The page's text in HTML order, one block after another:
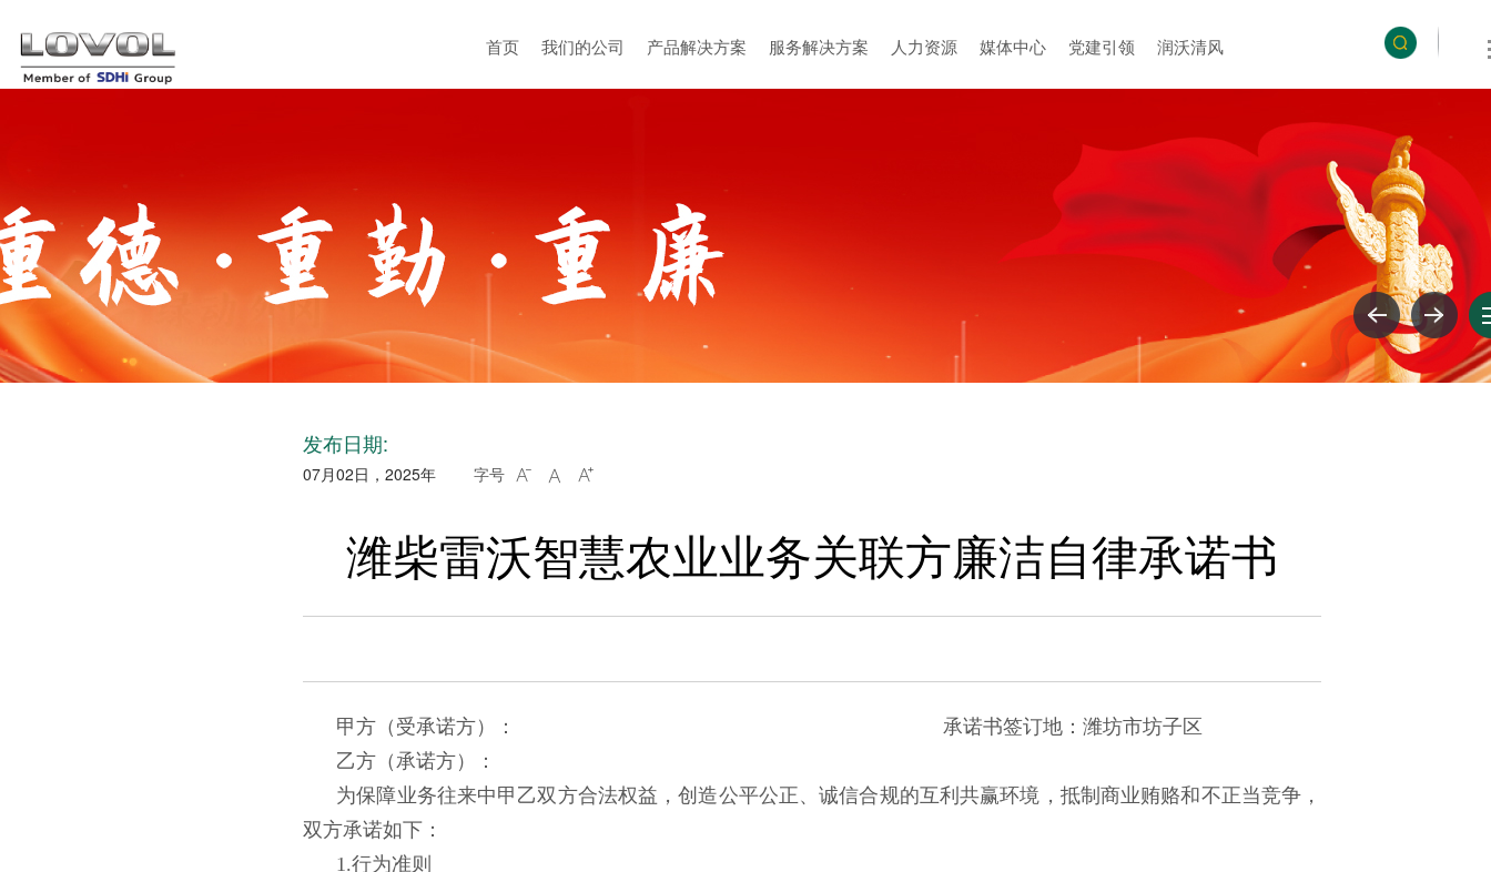
首页 我们的公司 产品解决方案 服务解决方案 人力资源 媒体中心 党建引领 润沃清风
发布日期:
07月02日，2025年 字号   
潍柴雷沃智慧农业业务关联方廉洁自律承诺书
甲方（受承诺方）： 承诺书签订地：潍坊市坊子区
乙方（承诺方）：
为保障业务往来中甲乙双方合法权益，创造公平公正、诚信合规的互利共赢环境，抵制商业贿赂和不正当竞争，
双方承诺如下：
1.行为准则